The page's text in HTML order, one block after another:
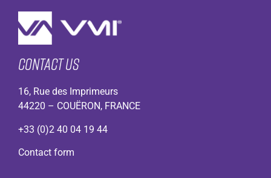
Contact us
16, Rue des Imprimeurs
44220 – COUËRON, FRANCE
+33 (0)2 40 04 19 44
Contact form